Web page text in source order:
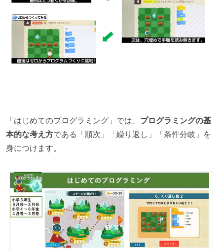
「はじめてのプログラミング」では、 プログラミングの基
本的な考え方である「順次」「繰り返し」「条件分岐」を
身につけます。